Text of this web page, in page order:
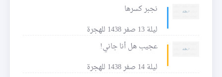
نجبر كسرها
ليلة 13 صفر 1438 للهجرة
عجيب هل أنا جاني!
ليلة 14 صفر 1438 للهجرة